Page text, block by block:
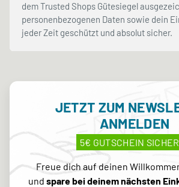
dem Trusted Shops Gütesiegel
personenbezogenen Daten sowie dein
jeder Zeit geschützt und absolut sicher.
JETZT ZUM
ANMELDEN
5€ GUTSCHEIN
Freue dich auf deinen
und spare bei deinem nächsten